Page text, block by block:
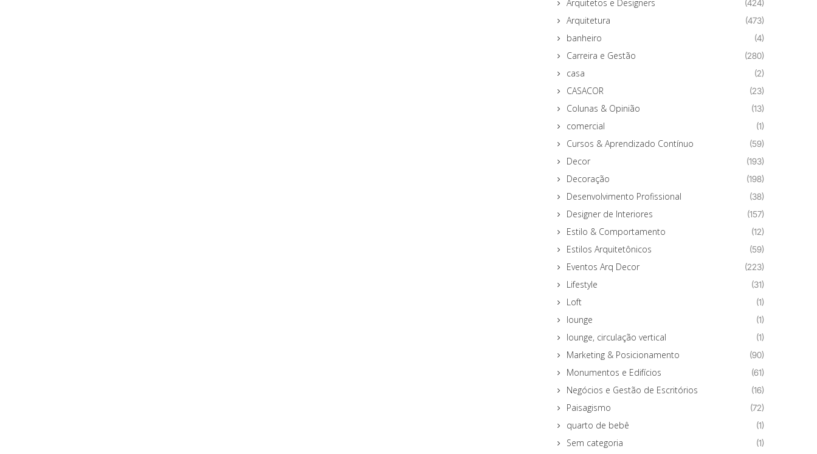
Arquitetos e Designers (424)
Arquitetura (473)
banheiro (4)
Carreira e Gestão (280)
casa (2)
CASACOR (23)
Colunas & Opinião (13)
comercial (1)
Cursos & Aprendizado Contínuo (59)
Decor (193)
Decoração (198)
Desenvolvimento Profissional (38)
Designer de Interiores (157)
Estilo & Comportamento (12)
Estilos Arquitetônicos (59)
Eventos Arq Decor (223)
Lifestyle (31)
Loft (1)
lounge (1)
lounge, circulação vertical (1)
Marketing & Posicionamento (90)
Monumentos e Edifícios (61)
Negócios e Gestão de Escritórios (16)
Paisagismo (72)
quarto de bebê (1)
Sem categoria (1)